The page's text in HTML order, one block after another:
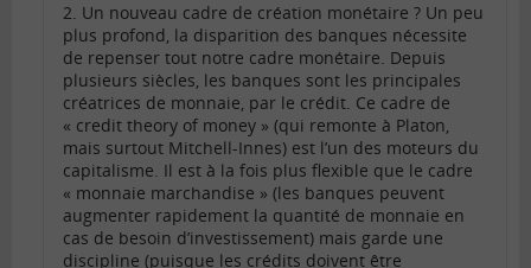
2. Un nouveau cadre de création monétaire ? Un peu
plus profond, la disparition des banques nécessite
de repenser tout notre cadre monétaire. Depuis
plusieurs siècles, les banques sont les principales
créatrices de monnaie, par le crédit. Ce cadre de
« credit theory of money » (qui remonte à Platon,
mais surtout Mitchell-Innes) est l’un des moteurs du
capitalisme. Il est à la fois plus flexible que le cadre
« monnaie marchandise » (les banques peuvent
augmenter rapidement la quantité de monnaie en
cas de besoin d’investissement) mais garde une
discipline (puisque les crédits doivent être